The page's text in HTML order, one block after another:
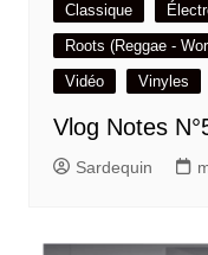
Classique
Roots (Reggae -
Vidéo
Vinyles
Vlog Notes
Sardequin